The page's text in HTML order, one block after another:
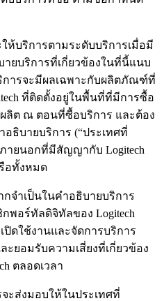
ให้บริการตามระดับบริการเมื่อมี
ยบริการที่เกี่ยวข้องในที่นี้แนบ
การจะมีผลเฉพาะกับผลิตภัณฑ์ที่
ที่ติดตั้งอยู่ในพื้นที่ที่มีการซื้อ
ลิต ณ ตอนที่ซื้อบริการ และต้อง
ธิบายบริการ (“ประเทศที่
ายนอกที่มีสัญญากับ Logitech
อทั้งหมด
กจำเป็นในคำอธิบายบริการ
พอร์ทัลดิจิทัลของ Logitech
ปิดใช้งานและจัดการบริการ
ยอมรับความเสี่ยงที่เกี่ยวข้อง
ตลอดเวลา
ะส่งมอบให้ในประเทศที่